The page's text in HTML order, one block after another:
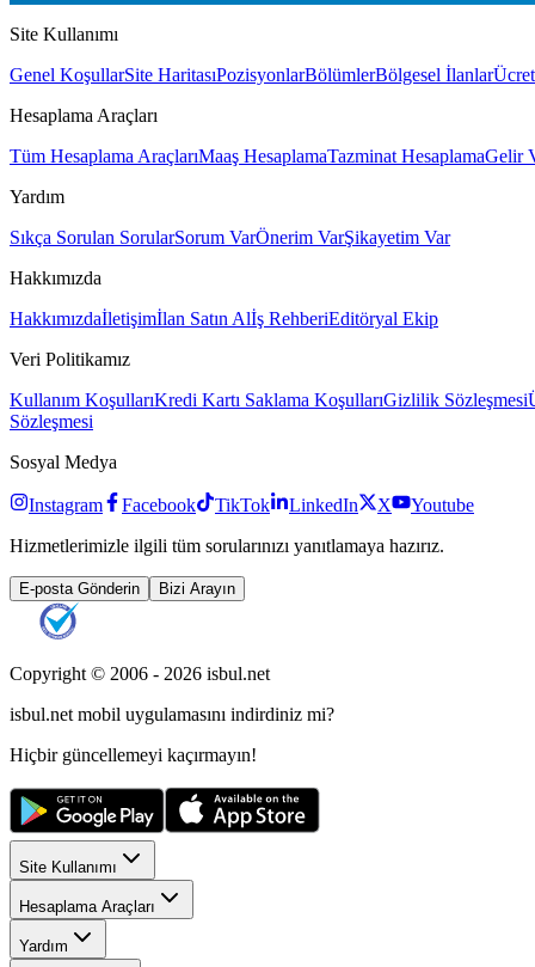
Site Kullanımı
Genel KoşullarSite HaritasıPozisyonlarBölümlerBölgesel İlanlar
Hesaplama Araçları
Tüm Hesaplama AraçlarıMaaş HesaplamaTazminat HesaplamaGelir
Yardım
Sıkça Sorulan SorularSorum VarÖnerim VarŞikayetim Var
Hakkımızda
Hakkımızdaİletişimİlan Satın Alİş RehberiEditöryal Ekip
Veri Politikamız
Kullanım KoşullarıKredi Kartı Saklama KoşullarıGizlilik Sözleşmesi
Sözleşmesi
Sosyal Medya
Instagram Facebook TikTok LinkedIn X
Youtube
Hizmetlerimizle ilgili tüm sorularınızı yanıtlamaya hazırız.
E-posta Gönderin Bizi Arayın
Copyright © 2006 - 2026 isbul.net
isbul.net mobil uygulamasını indirdiniz mi?
Hiçbir güncellemeyi kaçırmayın!
Site Kullanımı
Hesaplama Araçları
Yardım